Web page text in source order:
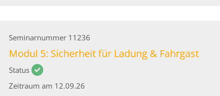
Seminarnummer 11236
Modul 5: Sicherheit für Ladung & Fahrgast
Status
Zeitraum am 12.09.26